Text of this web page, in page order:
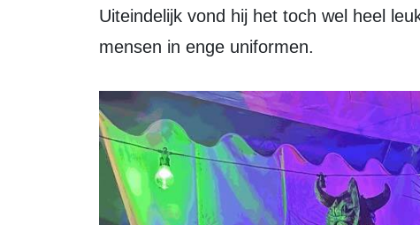
Uiteindelijk vond hij het toch wel heel
mensen in enge uniformen.